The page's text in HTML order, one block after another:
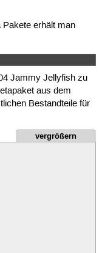
Pakete erhält man
Jammy Jellyfish zu
aus dem
Bestandteile für
vergrößern